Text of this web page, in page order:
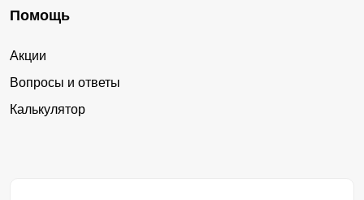
Помощь
Акции
Вопросы и ответы
Калькулятор